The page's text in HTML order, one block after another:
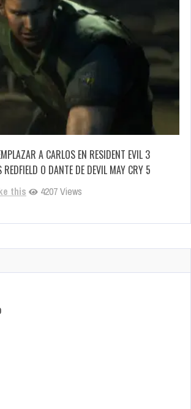
A CARLOS EN RESIDENT EVIL 3
O DANTE DE DEVIL MAY CRY 5
this 4207 Views